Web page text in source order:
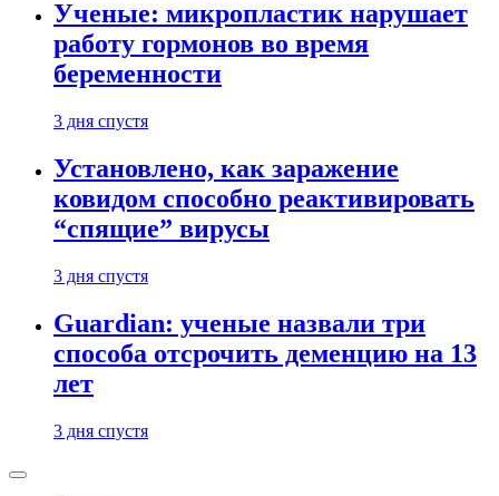
Ученые: микропластик нарушает
работу гормонов во время
беременности
3 дня спустя
Установлено, как заражение
ковидом способно реактивировать
“спящие” вирусы
3 дня спустя
Guardian: ученые назвали три
способа отсрочить деменцию на 13
лет
3 дня спустя